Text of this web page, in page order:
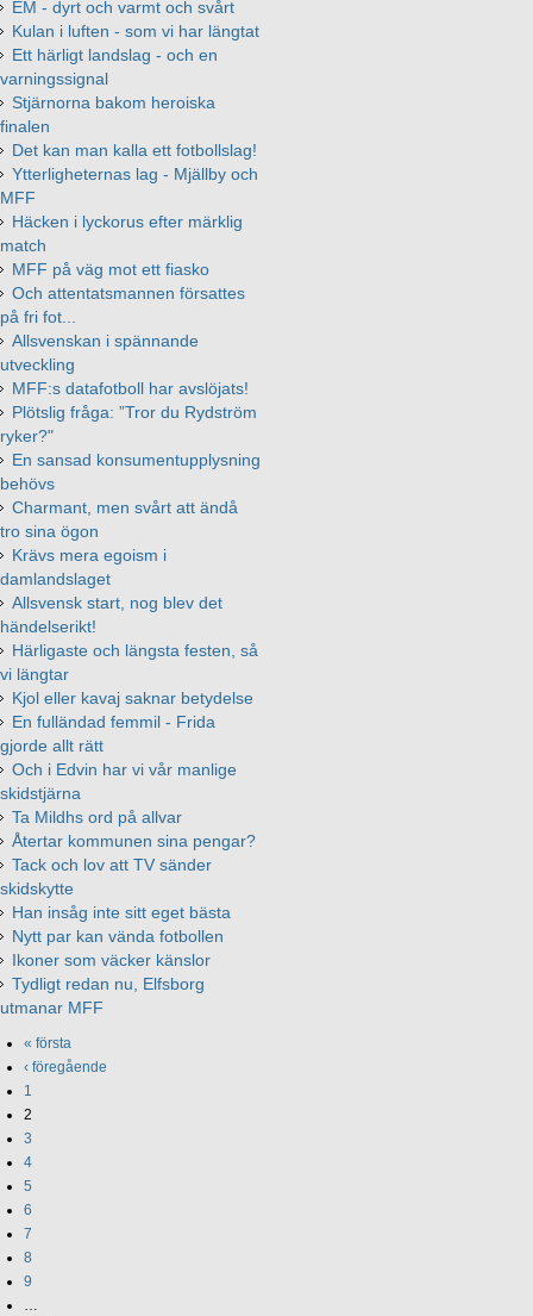
EM - dyrt och varmt och svårt
Kulan i luften - som vi har längtat
Ett härligt landslag - och en
varningssignal
Stjärnorna bakom heroiska
finalen
Det kan man kalla ett fotbollslag!
Ytterligheternas lag - Mjällby och
MFF
Häcken i lyckorus efter märklig
match
MFF på väg mot ett fiasko
Och attentatsmannen försattes
på fri fot...
Allsvenskan i spännande
utveckling
MFF:s datafotboll har avslöjats!
Plötslig fråga: ”Tror du Rydström
ryker?"
En sansad konsumentupplysning
behövs
Charmant, men svårt att ändå
tro sina ögon
Krävs mera egoism i
damlandslaget
Allsvensk start, nog blev det
händelserikt!
Härligaste och längsta festen, så
vi längtar
Kjol eller kavaj saknar betydelse
En fulländad femmil - Frida
gjorde allt rätt
Och i Edvin har vi vår manlige
skidstjärna
Ta Mildhs ord på allvar
Återtar kommunen sina pengar?
Tack och lov att TV sänder
skidskytte
Han insåg inte sitt eget bästa
Nytt par kan vända fotbollen
Ikoner som väcker känslor
Tydligt redan nu, Elfsborg
utmanar MFF
« första
‹ föregående
1
2
3
4
5
6
7
8
9
…